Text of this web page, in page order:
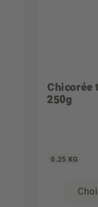
Chicorée
250g
0.25 KG